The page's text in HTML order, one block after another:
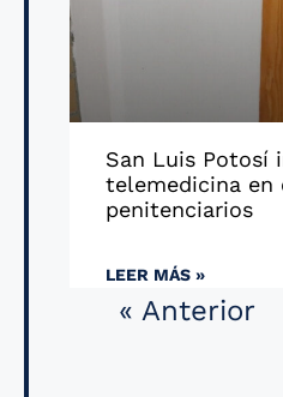
San Luis Potosí
telemedicina en
penitenciarios
LEER MÁS »
« Anterior